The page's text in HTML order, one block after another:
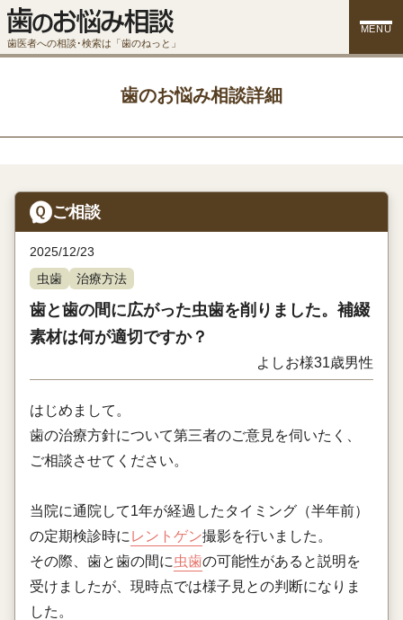
歯医者への相談･検索は「歯のねっと」
MENU
歯のお悩み相談詳細
ご相談
2025/12/23
虫歯
治療方法
歯と歯の間に広がった虫歯を削りました。補綴
素材は何が適切ですか？
よしお様31歳男性
はじめまして。
歯の治療方針について第三者のご意見を伺いたく、
ご相談させてください。
当院に通院して1年が経過したタイミング（半年前）
の定期検診時に レントゲン撮影を行いました。
その際、歯と歯の間に虫歯の可能性があると説明を
受けましたが、現時点では様子見との判断になりま
した。